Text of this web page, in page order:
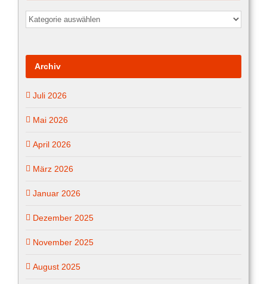
Aktuelles
vom
Archiv
Juli 2026
Mai 2026
April 2026
März 2026
Januar 2026
Dezember 2025
November 2025
August 2025